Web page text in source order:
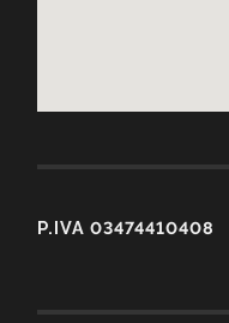
P.IVA 03474410408